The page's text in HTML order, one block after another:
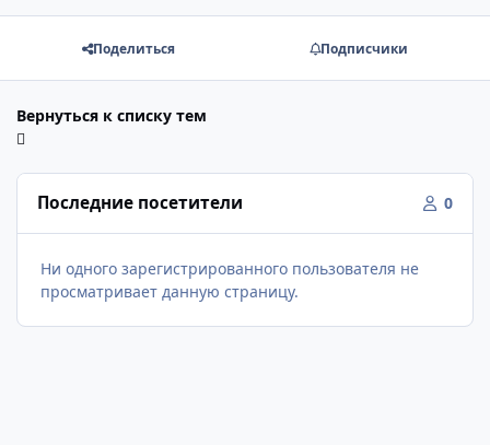
Поделиться Подписчики
Вернуться к списку тем
Последние посетители 0
Ни одного зарегистрированного пользователя не
просматривает данную страницу.